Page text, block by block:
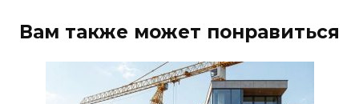
Вам также может понравиться